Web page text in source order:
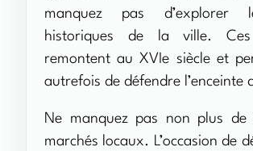
manquez pas d’explorer
historiques de la ville. Ces
remontent au XVIe siècle et
autrefois de défendre l’enceinte
Ne manquez pas non plus de
marchés locaux. L’occasion de